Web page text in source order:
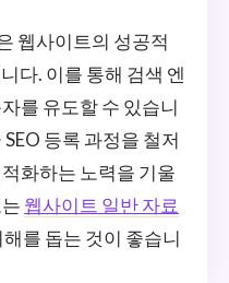
웹사이트의 성공적
다. 이를 통해 검색 엔
를 유도할 수 있습니
등록 과정을 철저
화하는 노력을 기울
웹사이트 일반 자료
를 돕는 것이 좋습니